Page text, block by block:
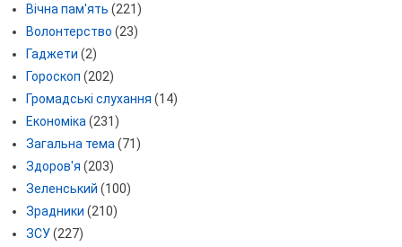
Вічна пам'ять (221)
Волонтерство (23)
Гаджети (2)
Гороскоп (202)
Громадські слухання (14)
Економіка (231)
Загальна тема (71)
Здоров'я (203)
Зеленський (100)
Зрадники (210)
ЗСУ(227)